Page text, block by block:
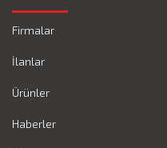
Firmalar
İlanlar
Ürünler
Haberler